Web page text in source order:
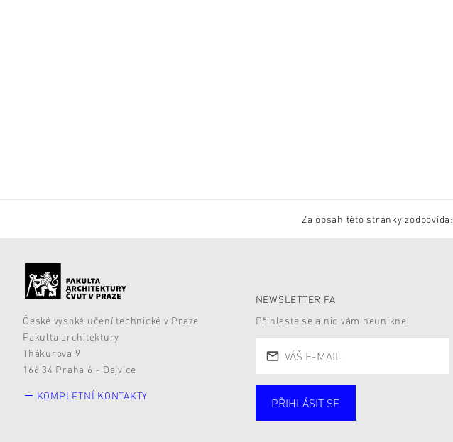
Za obsah této stránky zodpovídá:
České vysoké učení technické v Praze
Fakulta architektury
Thákurova 9
166 34 Praha 6 - Dejvice
KOMPLETNÍ KONTAKTY
NEWSLETTER FA
Přihlaste se a nic vám neunikne.
Studující
PŘIHLÁSIT SE